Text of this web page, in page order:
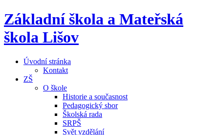
Základní škola a Mateřská
škola Lišov
Úvodní stránka
Kontakt
ZŠ
O škole
Historie a současnost
Pedagogický sbor
Školská rada
SRPŠ
Svět vzdělání